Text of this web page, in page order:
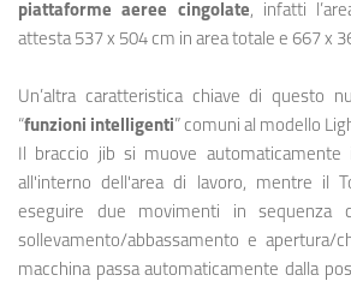
piattaforme aeree cingolate, infatti
attesta 537 x 504 cm in area totale e 667 x
Un’altra caratteristica chiave di questo
“funzioni intelligenti” comuni al modello
Il braccio jib si muove automaticamente
all'interno dell'area di lavoro, mentre il
eseguire due movimenti in sequenza
sollevamento/abbassamento e apertura/
macchina passa automaticamente dalla